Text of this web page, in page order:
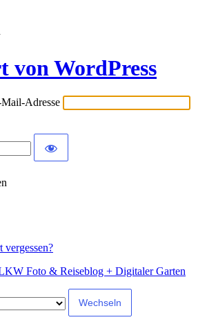
von WordPress
Adresse
vergessen?
Foto & Reiseblog + Digitaler Garten